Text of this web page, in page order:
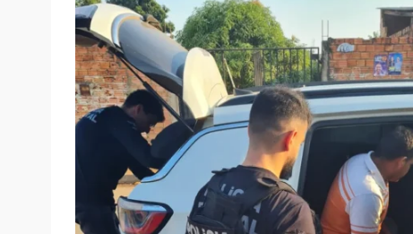
“A Seccional de Rondônia da Ordem dos
sobre o caso do advogado suspeito de fazer
conhecimento do fato, a Ordem seguiu o
defesa de suas prerrogativas profissionais,
tempo, por meio do Tribunal de Ética e
conduta. Neste caso, o processo corre em
oportunamente acessado, ao final, quando
Operação Conúbio